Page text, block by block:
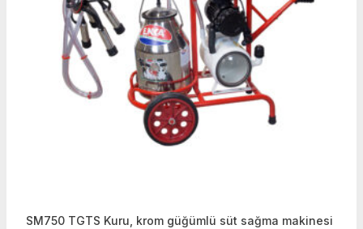
SM750 TGTS Kuru, krom güğümlü süt sağma makinesi